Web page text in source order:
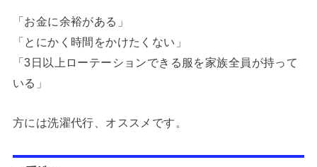
「お金に余裕がある」
「とにかく時間をかけたくない」
「3日以上ローテーションできる服を家族全員が持って
いる」
方には洗濯代行、オススメです。